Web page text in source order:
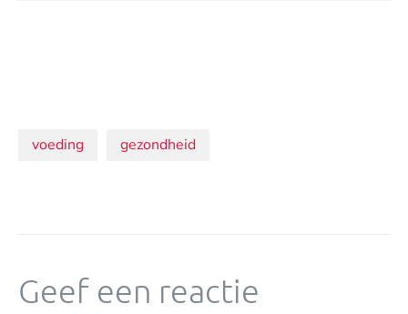
Onderwerpen:
voeding gezondheid
Geef een reactie